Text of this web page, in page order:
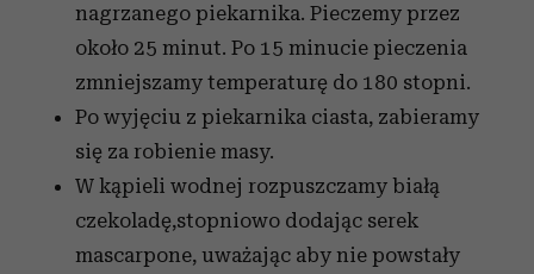
nagrzanego piekarnika. Pieczemy przez
około 25 minut. Po 15 minucie pieczenia
zmniejszamy temperaturę do 180 stopni.
Po wyjęciu z piekarnika ciasta, zabieramy
się za robienie masy.
W kąpieli wodnej rozpuszczamy białą
czekoladę,stopniowo dodając serek
mascarpone, uważając aby nie powstały